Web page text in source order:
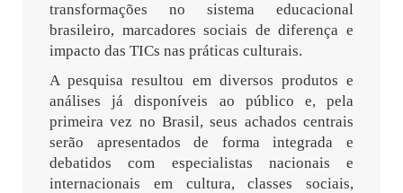
transformações no sistema educacional
brasileiro, marcadores sociais de diferença e
impacto das TICs nas práticas culturais.
A pesquisa resultou em diversos produtos e
análises já disponíveis ao público e, pela
primeira vez no Brasil, seus achados centrais
serão apresentados de forma integrada e
debatidos com especialistas nacionais e
internacionais em cultura, classes sociais,